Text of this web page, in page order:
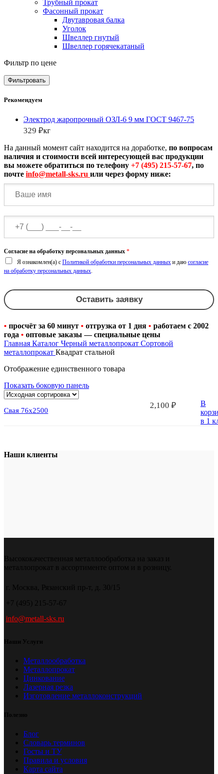
Трубный прокат
Фасонный прокат
Двутавровая балка
Уголок
Швеллер гнутый
Швеллер горячекатаный
Фильтр по цене
Фильтровать
Рекомендуем
Электрод жаропрочный ОЗЛ-6 9 мм ГОСТ 9467-75
329 ₽кг
На данный момент сайт находится на доработке, по вопросам
наличия и стоимости всей интересующей вас продукции
вы можете обратиться по телефону +7 (495) 215-57-67, по
почте info@metall-sks.ru или через форму ниже:
Согласие на обработку персональных данных *
Я ознакомлен(а) с Политикой обработки персональных данных и даю согласие
на обработку персональных данных.
Оставить заявку
• просчёт за 60 минут • отгрузка от 1 дня • работаем с 2002
года • оптовые заказы — специальные цены
Главная Каталог Черный металлопрокат Сортовой
металлопрокат Квадрат стальной
Отображение единственного товара
Показать боковую панель
Свая 76х2500
2,100 ₽
В
в 1
Наши клиенты
Высококачественная металлообработка на заказ и
металлопрокат в ассортименте оптом и в розницу.
г. Москва, Рязанский пр-т, д. 30/15
+7 (495) 215-57-67
info@metall-sks.ru
Наши Услуги
Металлообработка
Металлопрокат
Цинкование
Лазерная резка
Изготовление металлоконструкций
Полезно
Блог
Словарь терминов
Госты и ТУ
Правила и условия
Карта сайта